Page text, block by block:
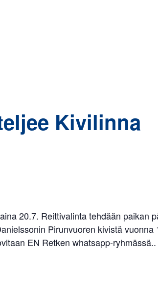
Kivilinna
20.7. Reittivalinta tehdään paikan
Pirunvuoren kivistä vuonna
EN Retken whatsapp-ryhmässä..